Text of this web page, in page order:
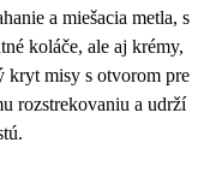
a miešacia metla, s
koláče, ale aj krémy,
kryt misy s otvorom pre
rozstrekovaniu a udrží